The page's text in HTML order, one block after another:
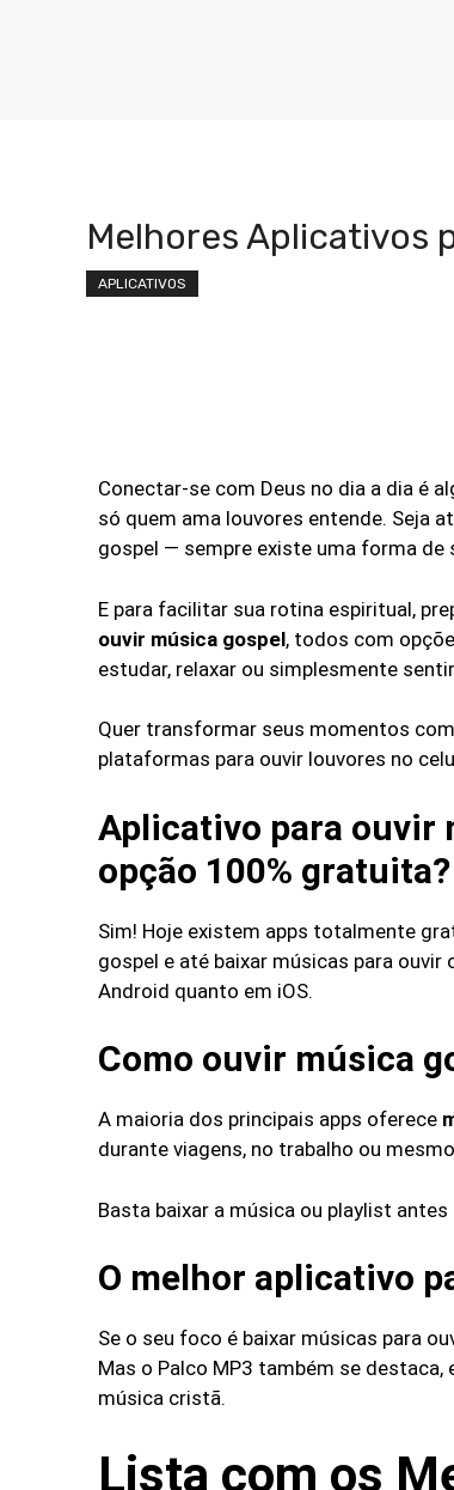
Melhores Aplicativos
APLICATIVOS
Conectar-se com Deus no dia a dia é
só quem ama louvores entende. Seja
gospel — sempre existe uma forma de
E para facilitar sua rotina espiritual,
ouvir música gospel, todos com
estudar, relaxar ou simplesmente
Quer transformar seus momentos
plataformas para ouvir louvores no
Aplicativo para ouvir
opção 100% gratuita?
Sim! Hoje existem apps totalmente
gospel e até baixar músicas para
Android quanto em iOS.
Como ouvir música
A maioria dos principais apps oferece
durante viagens, no trabalho ou
Basta baixar a música ou playlist
O melhor aplicativo
Se o seu foco é baixar músicas para
Mas o Palco MP3 também se
música cristã.
Lista com os